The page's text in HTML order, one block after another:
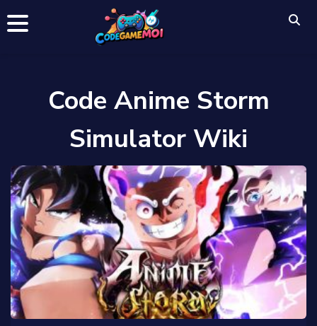
Code Anime Storm
Simulator Wiki